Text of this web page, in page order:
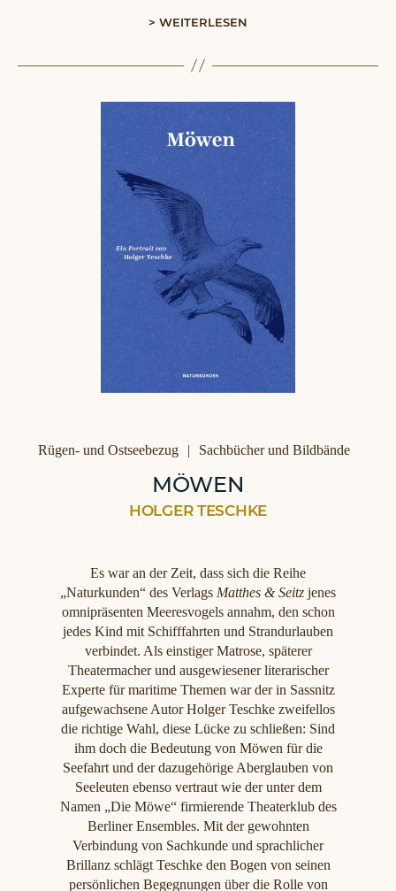
> WEITERLESEN
Kategorien
Rügen- und Ostseebezug Sachbücher und Bildbände
MÖWEN
HOLGER TESCHKE
Es war an der Zeit, dass sich die Reihe
„Naturkunden“ des Verlags Matthes & Seitz jenes
omnipräsenten Meeresvogels annahm, den schon
jedes Kind mit Schifffahrten und Strandurlauben
verbindet. Als einstiger Matrose, späterer
Theatermacher und ausgewiesener literarischer
Experte für maritime Themen war der in Sassnitz
aufgewachsene Autor Holger Teschke zweifellos
die richtige Wahl, diese Lücke zu schließen: Sind
ihm doch die Bedeutung von Möwen für die
Seefahrt und der dazugehörige Aberglauben von
Seeleuten ebenso vertraut wie der unter dem
Namen „Die Möwe“ firmierende Theaterklub des
Berliner Ensembles. Mit der gewohnten
Verbindung von Sachkunde und sprachlicher
Brillanz schlägt Teschke den Bogen von seinen
persönlichen Begegnungen über die Rolle von